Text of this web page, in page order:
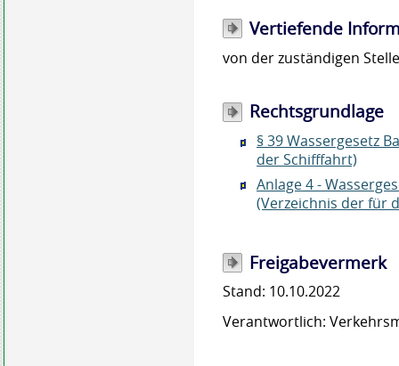
Vertiefende
von der zuständigen
Rechtsgrundlage
§ 39 Wassergesetz
der Schifffahrt)
Anlage 4 -
(Verzeichnis der für
Freigabevermerk
Stand: 10.10.2022
Verantwortlich: